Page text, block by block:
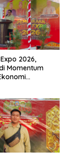
2026,
Momentum